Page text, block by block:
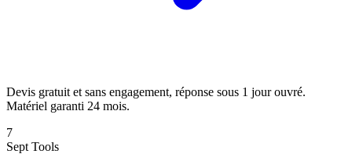
Devis gratuit et sans engagement, réponse sous 1 jour ouvré.
Matériel garanti 24 mois.
7
Sept Tools